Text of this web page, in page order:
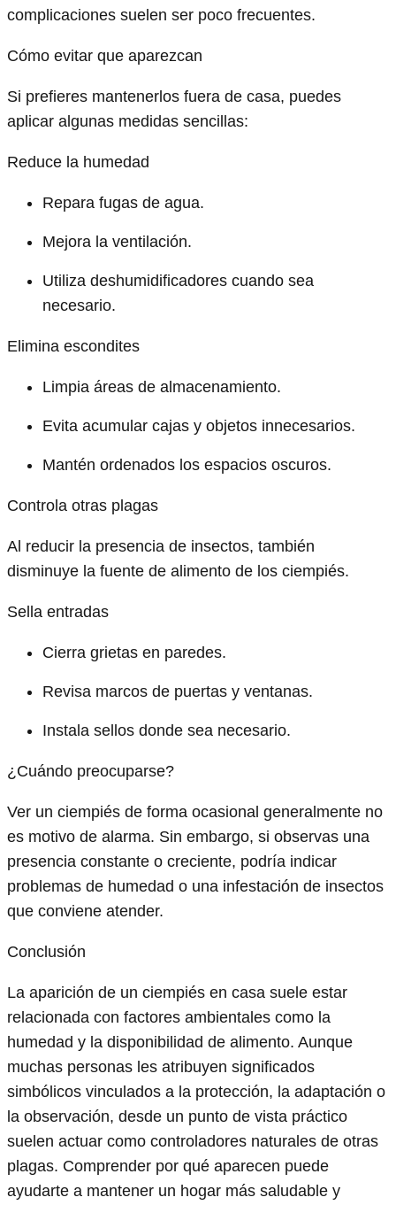
complicaciones suelen ser poco frecuentes.
Cómo evitar que aparezcan
Si prefieres mantenerlos fuera de casa, puedes
aplicar algunas medidas sencillas:
Reduce la humedad
Repara fugas de agua.
Mejora la ventilación.
Utiliza deshumidificadores cuando sea
necesario.
Elimina escondites
Limpia áreas de almacenamiento.
Evita acumular cajas y objetos innecesarios.
Mantén ordenados los espacios oscuros.
Controla otras plagas
Al reducir la presencia de insectos, también
disminuye la fuente de alimento de los ciempiés.
Sella entradas
Cierra grietas en paredes.
Revisa marcos de puertas y ventanas.
Instala sellos donde sea necesario.
¿Cuándo preocuparse?
Ver un ciempiés de forma ocasional generalmente no
es motivo de alarma. Sin embargo, si observas una
presencia constante o creciente, podría indicar
problemas de humedad o una infestación de insectos
que conviene atender.
Conclusión
La aparición de un ciempiés en casa suele estar
relacionada con factores ambientales como la
humedad y la disponibilidad de alimento. Aunque
muchas personas les atribuyen significados
simbólicos vinculados a la protección, la adaptación o
la observación, desde un punto de vista práctico
suelen actuar como controladores naturales de otras
plagas. Comprender por qué aparecen puede
ayudarte a mantener un hogar más saludable y